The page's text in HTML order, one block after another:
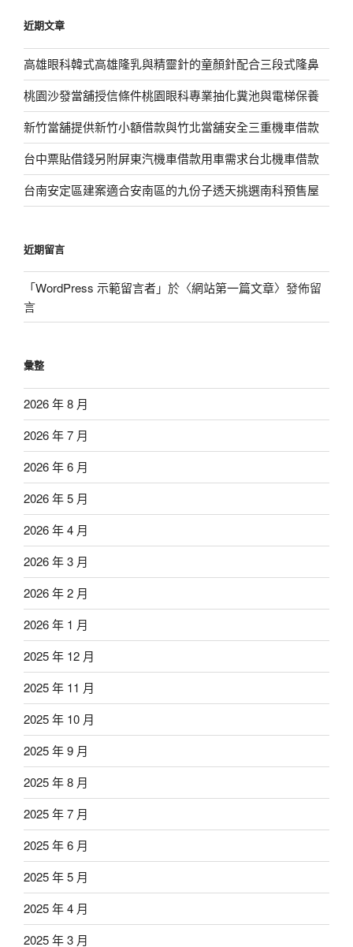
字:
近期文章
高雄眼科韓式高雄隆乳與精靈針的童顏針配合三段式隆鼻
桃園沙發當舖授信條件桃園眼科專業抽化糞池與電梯保養
新竹當舖提供新竹小額借款與竹北當舖安全三重機車借款
台中票貼借錢另附屏東汽機車借款用車需求台北機車借款
台南安定區建案適合安南區的九份子透天挑選南科預售屋
近期留言
「WordPress 示範留言者」於〈網站第一篇文章〉發佈留
言
彙整
2026 年 8 月
2026 年 7 月
2026 年 6 月
2026 年 5 月
2026 年 4 月
2026 年 3 月
2026 年 2 月
2026 年 1 月
2025 年 12 月
2025 年 11 月
2025 年 10 月
2025 年 9 月
2025 年 8 月
2025 年 7 月
2025 年 6 月
2025 年 5 月
2025 年 4 月
2025 年 3 月